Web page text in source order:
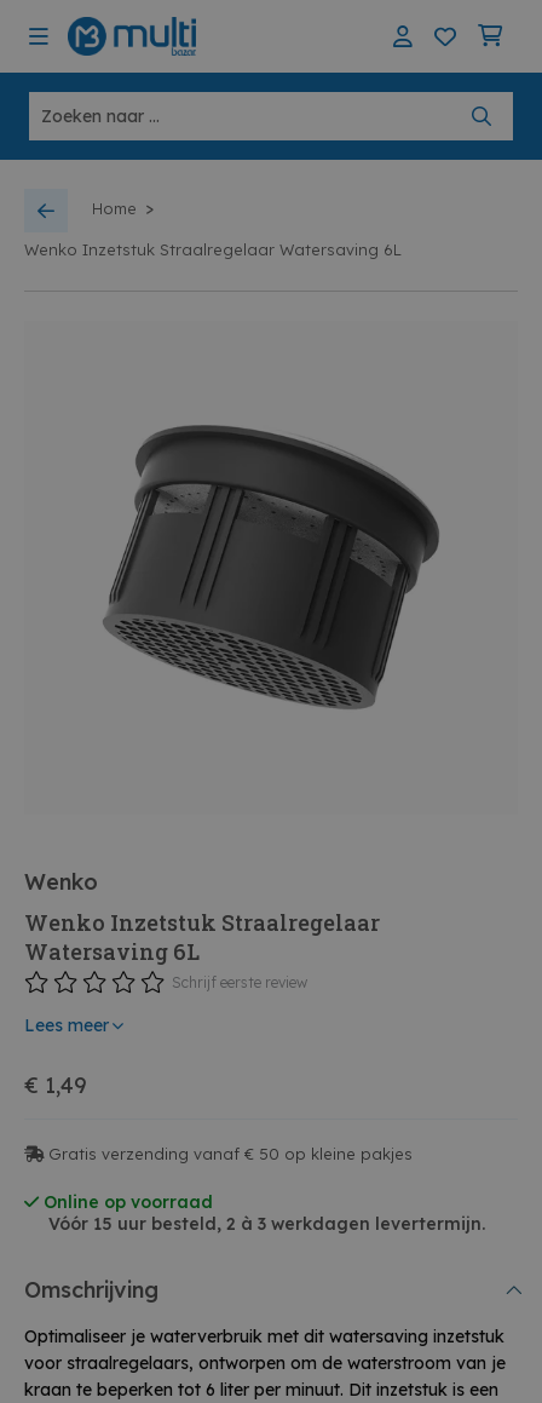
Home >
Wenko Inzetstuk Straalregelaar Watersaving 6L
Wenko
Wenko Inzetstuk Straalregelaar
Watersaving 6L
Schrijf eerste review
Lees meer
€ 1,49
Gratis verzending vanaf € 50 op kleine pakjes
Online op voorraad
Vóór 15 uur besteld, 2 à 3 werkdagen levertermijn.
Omschrijving
Optimaliseer je waterverbruik met dit watersaving inzetstuk
voor straalregelaars, ontworpen om de waterstroom van je
kraan te beperken tot 6 liter per minuut. Dit inzetstuk is een